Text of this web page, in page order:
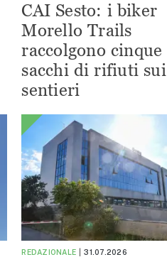
CAI Sesto: i biker
Morello Trails
raccolgono cinque
sacchi di rifiuti sui
sentieri
REDAZIONALE 31.07.2026